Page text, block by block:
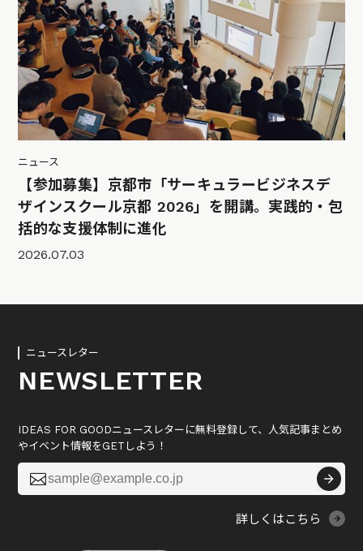
ニュース
【参加募集】京都市「サーキュラービジネスデ
ザインスクール京都 2026」を開講。実践的・包
括的な支援体制に進化
2026.07.03
ニュースレター
NEWSLETTER
IDEAS FOR GOODニュースレターに無料登録して、人気記事まとめ
やイベント情報をGETしよう！

詳しくはこちら